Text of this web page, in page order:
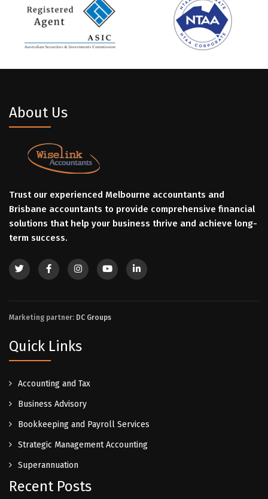
About Us
Trust our experienced Melbourne accountants and
Brisbane accountants to provide comprehensive financial
solutions that help your business thrive and achieve long-
term success.
Marketing partner: DC Groups
Quick Links
Accounting and Tax
Business Advisory
Bookkeeping and Payroll Services
Strategic Management Accounting
Superannuation
Recent Posts